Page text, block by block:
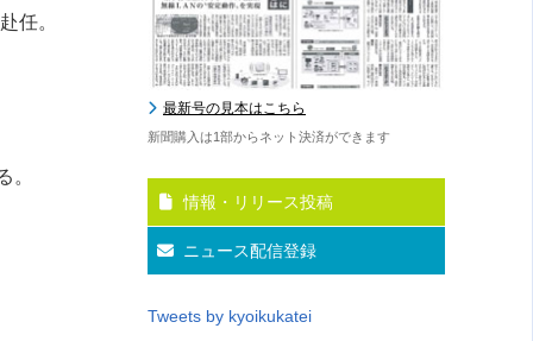
任。
。
最新号の見本はこちら
新聞購入は1部からネット決済ができます
情報・リリース投稿
ニュース配信登録
Tweets by kyoikukatei